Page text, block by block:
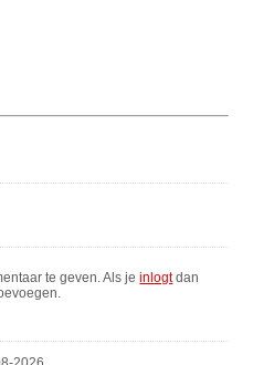
te geven. Als jeinlogtdan